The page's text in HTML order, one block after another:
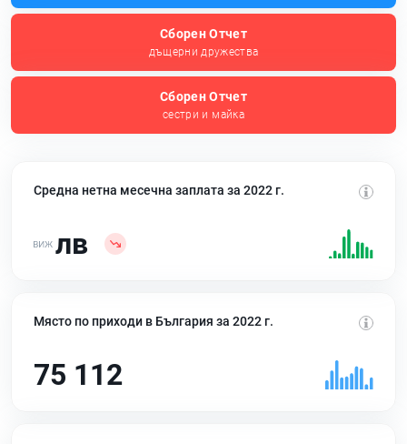
Сборен Отчет
дъщерни дружества
Сборен Отчет
сестри и майка
Средна нетна месечна заплата за 2022 г.
лв
Място по приходи в България за 2022 г.
75 112